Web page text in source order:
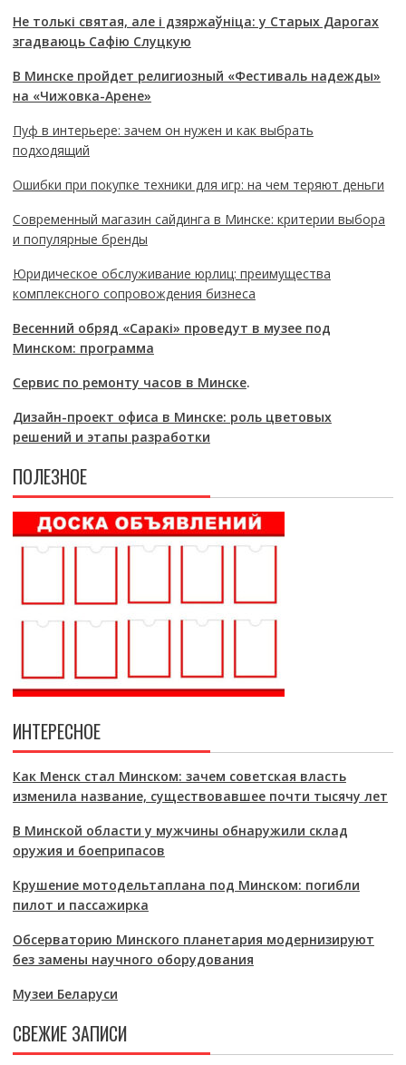
Не толькі святая, але і дзяржаўніца: у Старых Дарогах
згадваюць Сафію Слуцкую
В Минске пройдет религиозный «Фестиваль надежды»
на «Чижовка-Арене»
Пуф в интерьере: зачем он нужен и как выбрать
подходящий
Ошибки при покупке техники для игр: на чем теряют деньги
Современный магазин сайдинга в Минске: критерии выбора
и популярные бренды
Юридическое обслуживание юрлиц: преимущества
комплексного сопровождения бизнеса
Весенний обряд «Саракі» проведут в музее под
Минском: программа
Сервис по ремонту часов в Минске.
Дизайн-проект офиса в Минске: роль цветовых
решений и этапы разработки
ПОЛЕЗНОЕ
ИНТЕРЕСНОЕ
Как Менск стал Минском: зачем советская власть
изменила название, существовавшее почти тысячу лет
В Минской области у мужчины обнаружили склад
оружия и боеприпасов
Крушение мотодельтаплана под Минском: погибли
пилот и пассажирка
Обсерваторию Минского планетария модернизируют
без замены научного оборудования
Музеи Беларуси
СВЕЖИЕ ЗАПИСИ